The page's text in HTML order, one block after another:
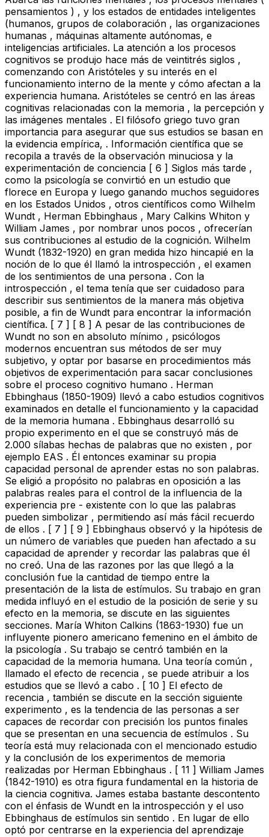
pensamientos ) , y los estados de entidades inteligentes
(humanos, grupos de colaboración , las organizaciones
humanas , máquinas altamente autónomas, e
inteligencias artificiales. La atención a los procesos
cognitivos se produjo hace más de veintitrés siglos ,
comenzando con Aristóteles y su interés en el
funcionamiento interno de la mente y cómo afectan a la
experiencia humana. Aristóteles se centró en las áreas
cognitivas relacionadas con la memoria , la percepción y
las imágenes mentales . El filósofo griego tuvo gran
importancia para asegurar que sus estudios se basan en
la evidencia empírica, . Información científica que se
recopila a través de la observación minuciosa y la
experimentación de conciencia [ 6 ] Siglos más tarde ,
como la psicología se convirtió en un estudio que
florece en Europa y luego ganando muchos seguidores
en los Estados Unidos , otros científicos como Wilhelm
Wundt , Herman Ebbinghaus , Mary Calkins Whiton y
William James , por nombrar unos pocos , ofrecerían
sus contribuciones al estudio de la cognición. Wilhelm
Wundt (1832-1920) en gran medida hizo hincapié en la
noción de lo que él llamó la introspección , el examen
de los sentimientos de una persona . Con la
introspección , el tema tenía que ser cuidadoso para
describir sus sentimientos de la manera más objetiva
posible, a fin de Wundt para encontrar la información
científica. [ 7 ] [ 8 ] A pesar de las contribuciones de
Wundt no son en absoluto mínimo , psicólogos
modernos encuentran sus métodos de ser muy
subjetivo, y optar por basarse en procedimientos más
objetivos de experimentación para sacar conclusiones
sobre el proceso cognitivo humano . Herman
Ebbinghaus (1850-1909) llevó a cabo estudios cognitivos
examinados en detalle el funcionamiento y la capacidad
de la memoria humana . Ebbinghaus desarrolló su
propio experimento en el que se construyó más de
2.000 sílabas hechas de palabras que no existen , por
ejemplo EAS . Él entonces examinar su propia
capacidad personal de aprender estas no son palabras.
Se eligió a propósito no palabras en oposición a las
palabras reales para el control de la influencia de la
experiencia pre - existente con lo que las palabras
pueden simbolizar , permitiendo así más fácil recuerdo
de ellos . [ 7 ] [ 9 ] Ebbinghaus observó y la hipótesis de
un número de variables que pueden han afectado a su
capacidad de aprender y recordar las palabras que él
no creó. Una de las razones por las que llegó a la
conclusión fue la cantidad de tiempo entre la
presentación de la lista de estímulos. Su trabajo en gran
medida influyó en el estudio de la posición de serie y su
efecto en la memoria, se discute en las siguientes
secciones. María Whiton Calkins (1863-1930) fue un
influyente pionero americano femenino en el ámbito de
la psicología . Su trabajo se centró también en la
capacidad de la memoria humana. Una teoría común ,
llamado el efecto de recencia , se puede atribuir a los
estudios que se llevó a cabo . [ 10 ] El efecto de
recencia , también se discute en la sección siguiente
experimento , es la tendencia de las personas a ser
capaces de recordar con precisión los puntos finales
que se presentan en una secuencia de estímulos . Su
teoría está muy relacionada con el mencionado estudio
y la conclusión de los experimentos de memoria
realizadas por Herman Ebbinghaus . [ 11 ] William James
(1842-1910) es otra figura fundamental en la historia de
la ciencia cognitiva. James estaba bastante descontento
con el énfasis de Wundt en la introspección y el uso
Ebbinghaus de estímulos sin sentido . En lugar de ello
optó por centrarse en la experiencia del aprendizaje